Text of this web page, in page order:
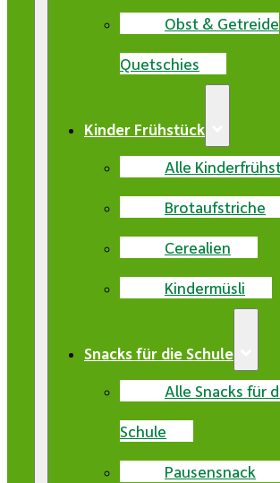
Obst & Getreide
Quetschies
Kinder Frühstück
Alle
Brotaufstriche
Cerealien
Kindermüsli
Snacks für die Schule
Alle Snacks für
Schule
Pausensnack